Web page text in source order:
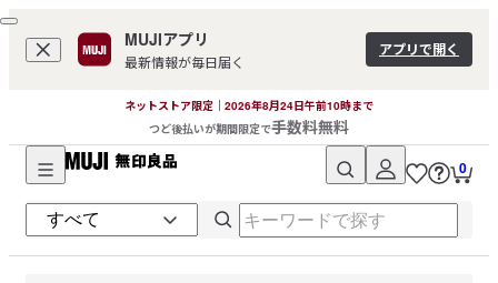
MUJIアプリ
最新情報が毎日届く
アプリで開く
ネットストア限定｜2026年8月24日午前10時まで
つど後払いが期間限定で手数料無料
無
印
0